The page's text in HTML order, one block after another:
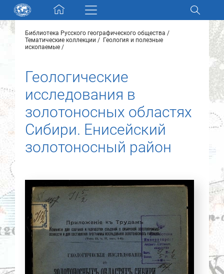
Skip navigation
Разделы и коллекции
Новости
О нас
Контакты
Партнеры
Библиотека Русского географического общества
Тематические коллекции
Геология и полезные
ископаемые
Геологические
исследования в
золотоносных областях
Сибири. Енисейский
золотоносный район